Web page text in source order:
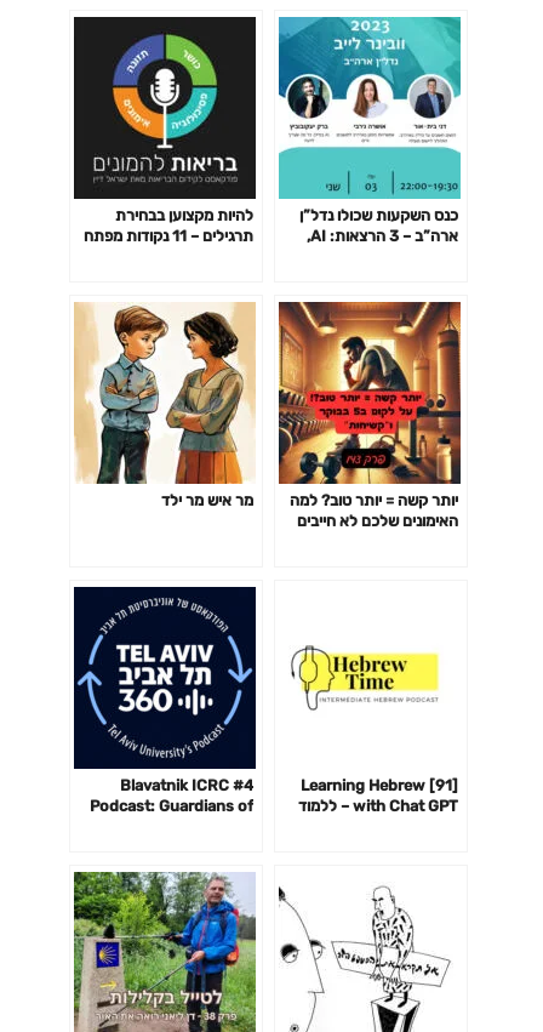
כנס השקעות שכולו נדל”ן
ארה”ב – 3 הרצאות: AI,
להיות מקצוען בבחירת
תרגילים – 11 נקודות מפתח
יותר קשה = יותר טוב? למה
האימונים שלכם לא חייבים
מר איש מר ילד
[91] Learning Hebrew
with Chat GPT – ללמוד
#4 Blavatnik ICRC
Podcast: Guardians of